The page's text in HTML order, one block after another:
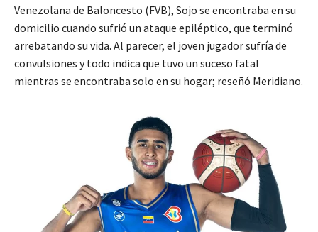
Venezolana de Baloncesto (FVB), Sojo se encontraba en su
domicilio cuando sufrió un ataque epiléptico, que terminó
arrebatando su vida. Al parecer, el joven jugador sufría de
convulsiones y todo indica que tuvo un suceso fatal
mientras se encontraba solo en su hogar; reseñó Meridiano.